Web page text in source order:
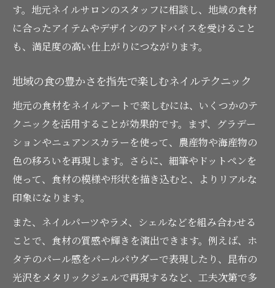
す。地元ネイルサロンのスタッフに相談し、地域の食材
に合ったアイテムやデザインのアドバイスを受けること
も、満足度の高い仕上がりにつながります。
地域の食の豊かさを指先で楽しむネイルテクニック
地元の食材をネイルアートで楽しむには、いくつかのテ
クニックを活用することが効果的です。まず、グラデー
ションやニュアンスカラーを使って、農産物や海産物の
色の移ろいを再現します。さらに、細筆やドットペンを
使って、食材の模様や形状を描き込むと、よりリアルな
印象になります。
また、ネイルパーツやラメ、シェルなどを組み合わせる
ことで、食材の質感や輝きを演出できます。例えば、ホ
タテのパール感をパールパウダーで表現したり、昆布の
光沢をメタリックジェルで再現するなど、工夫次第で多